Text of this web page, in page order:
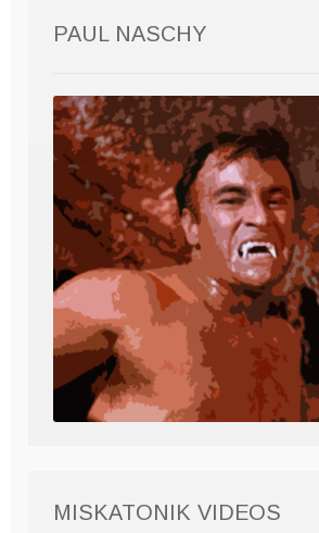
PAUL NASCHY
MISKATONIK VIDEOS